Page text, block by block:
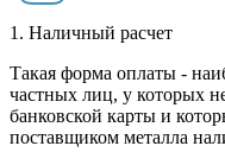
1. Наличный расчет
Такая форма оплаты -
частных лиц, у которых
банковской карты и
поставщиком металла